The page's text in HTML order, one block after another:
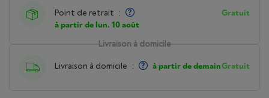
Livraison à domicile
Livraison à domicile : à partir de demainGratuit
Point de retrait :
à partir de lun. 10 août
Gratuit